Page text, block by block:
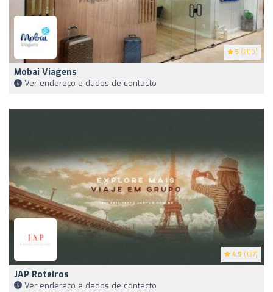
5 (200)
Mobai Viagens
Ver endereço e dados de contacto
4.9 (137)
JAP Roteiros
Ver endereço e dados de contacto